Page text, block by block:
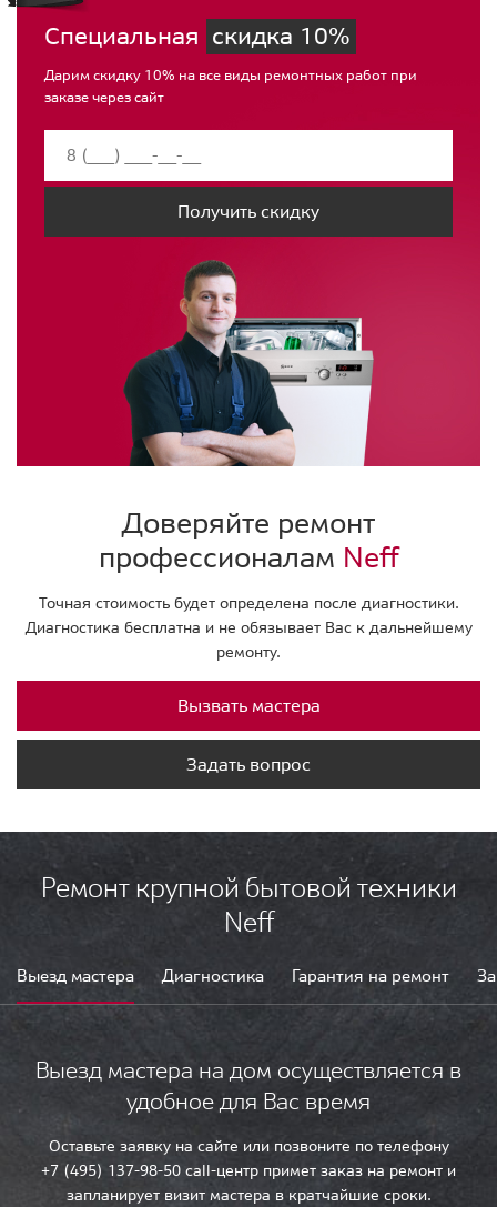
Специальная скидка 10%
Дарим скидку 10% на все виды ремонтных работ при
заказе через сайт
Получить скидку
Доверяйте ремонт
профессионалам Neff
Точная стоимость будет определена после диагностики.
Диагностика бесплатна и не обязывает Вас к дальнейшему
ремонту.
Вызвать мастера
Задать вопрос
Ремонт крупной бытовой техники
Neff
Выезд мастера Диагностика Гарантия на ремонт
Выезд мастера на дом осуществляется в
удобное для Вас время
Оставьте заявку на сайте или позвоните по телефону
+7 (495) 137-98-50 call-центр примет заказ на ремонт и
запланирует визит мастера в кратчайшие сроки.